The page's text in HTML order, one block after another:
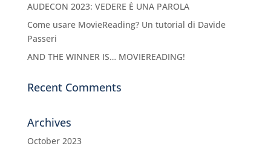
AUDECON 2023: VEDERE È UNA PAROLA
Come usare MovieReading? Un tutorial di Davide
Passeri
AND THE WINNER IS… MOVIEREADING!
Recent Comments
Archives
October 2023